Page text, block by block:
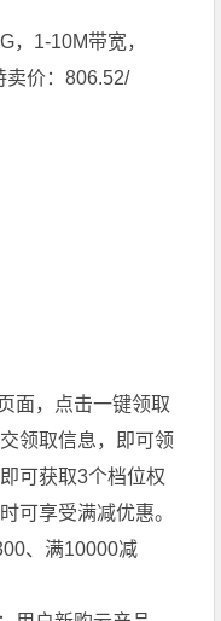
，1-10M带宽，
卖价：806.52/
面，点击一键领取
领取信息，即可领
可获取3个档位权
可享受满减优惠。
、满10000减